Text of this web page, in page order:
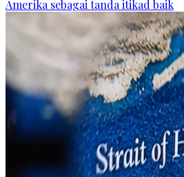
Amerika sebagai tanda itikad baik